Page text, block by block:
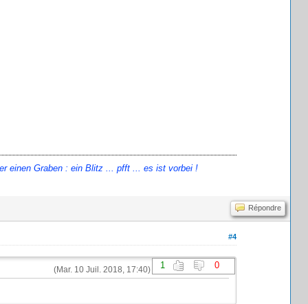
einen Graben : ein Blitz ... pfft ... es ist vorbei !
Répondre
#4
1 0
(Mar. 10 Juil. 2018, 17:40)